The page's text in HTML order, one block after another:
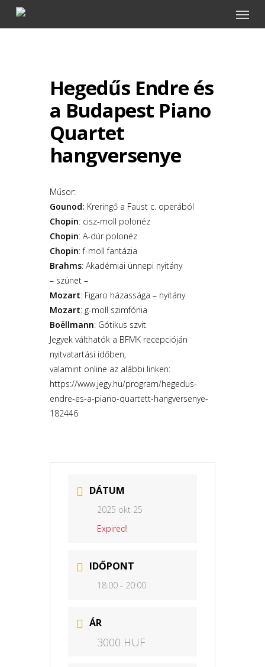
Skip
to
Menu
Hegedűs Endre és
a Budapest Piano
Quartet
hangversenye
Műsor:
Gounod: Kreringő a Faust c. operából
Chopin: cisz-moll polonéz
Chopin: A-dúr polonéz
Chopin: f-moll fantázia
Brahms: Akadémiai ünnepi nyitány
– szünet –
Mozart: Figaro házassága – nyitány
Mozart: g-moll szimfónia
Boëllmann: Gótikus szvit
Jegyek válthatók a BFMK recepcióján
nyitvatartási időben,
valamint online az alábbi linken:
https://www.jegy.hu/program/hegedus-
endre-es-a-piano-quartett-hangversenye-
182446
DÁTUM
2025 okt 25
Expired!
IDŐPONT
18:00 - 20:00
ÁR
3000 HUF